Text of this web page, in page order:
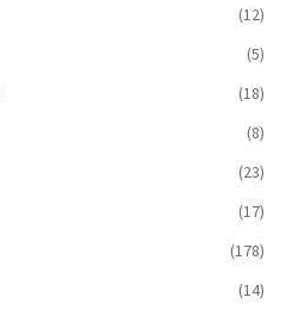
(12)
(5)
(18)
(8)
(23)
(17)
(178)
(14)